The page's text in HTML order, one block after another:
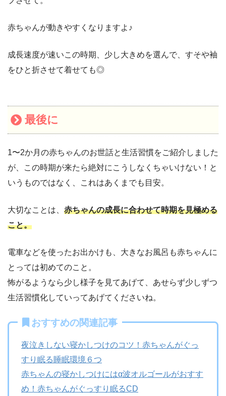
赤ちゃんが動きやすくなりますよ♪
成長速度が速いこの時期、少し大きめを選んで、すそや袖
をひと折させて着せても◎
最後に
1〜2か月の赤ちゃんのお世話と生活習慣をご紹介しました
が、この時期が来たら絶対にこうしなくちゃいけない！と
いうものではなく、これはあくまでも目安。
大切なことは、 赤ちゃんの成長に合わせて時期を見極める
こと。
電車などを使ったお出かけも、大きなお風呂も赤ちゃんに
とっては初めてのこと。
怖がるようなら少し様子を見てあげて、あせらず少しずつ
生活習慣化していってあげてくださいね。
おすすめの関連記事
夜泣きしない寝かしつけのコツ！赤ちゃんがぐっ
すり眠る睡眠環境６つ
赤ちゃんの寝かしつけにはα波オルゴールがおすす
め！赤ちゃんがぐっすり眠るCD